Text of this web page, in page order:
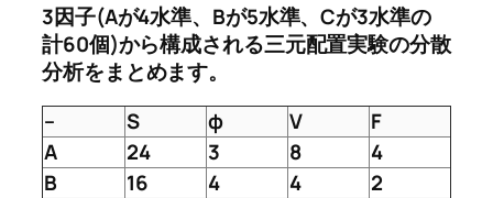
3因子(Aが4水準、Bが5水準、Cが3水準の
計60個)から構成される三元配置実験の分散
分析をまとめます。
–
S φ V
F
A
24 3 8
4
B
16 4 4
2